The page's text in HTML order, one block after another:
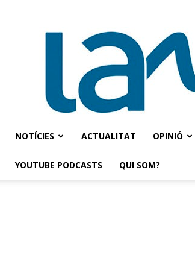
NOTÍCIES ACTUALITAT OPINIÓ
YOUTUBE PODCASTS QUI SOM?